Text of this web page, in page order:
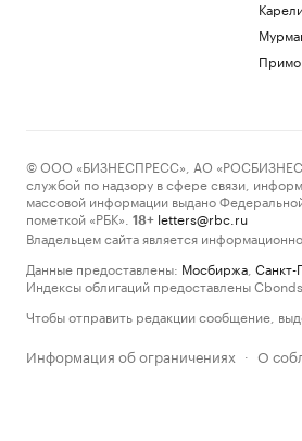
© ООО «БИЗНЕСПРЕСС», АО
службой по надзору в сфере связи,
массовой информации выдано
пометкой «РБК».
18+ letters@rbc.ru
Владельцем сайта является
Данные предоставлены: Мосбиржа Санкт-
Индексы облигаций предоставлены Cbonds.
Чтобы отправить редакции сообщение,
Информация об ограничениях · О